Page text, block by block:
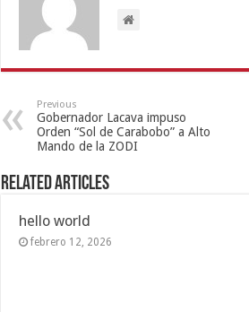
Previous
Gobernador Lacava impuso
Orden “Sol de Carabobo” a Alto
Mando de la ZODI
Related Articles
hello world
febrero 12, 2026